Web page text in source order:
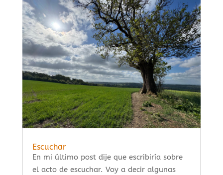
Escuchar
En mi último post dije que escribiría sobre
el acto de escuchar. Voy a decir algunas